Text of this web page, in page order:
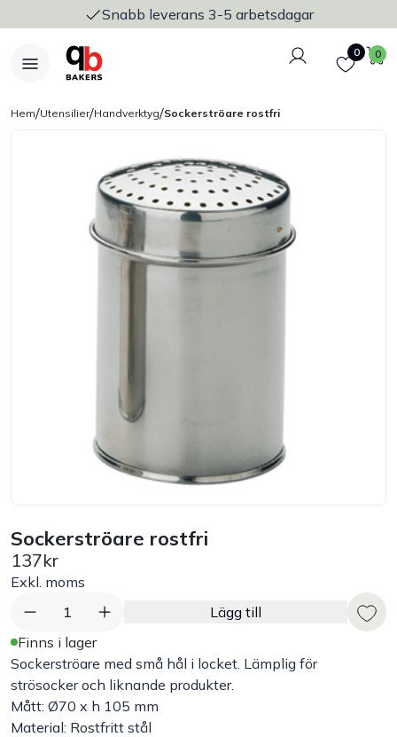
Snabb leverans 3-5 arbetsdagar
Logga in
Favoriter
0 0
Bakers Pureline
Bageriplåtar & bakformar
Råvaruhantering & lagring
Arbetskläder
Plåtbyte
Hem/Utensilier/Handverktyg/Sockerströare rostfri
Sockerströare rostfri
137kr
Exkl. moms
1
Lägg till
Finns i lager
Sockerströare med små hål i locket. Lämplig för
strösocker och liknande produkter.
Mått: Ø70 x h 105 mm
Material: Rostfritt stål